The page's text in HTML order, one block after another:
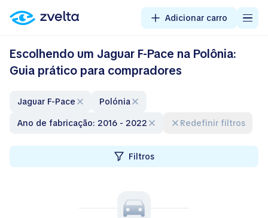
Adicionar carro
Escolhendo um Jaguar F-Pace na Polônia:
Guia prático para compradores
Jaguar F-Pace
Polónia
Ano de fabricação: 2016 - 2022
Redefinir filtros
Filtros